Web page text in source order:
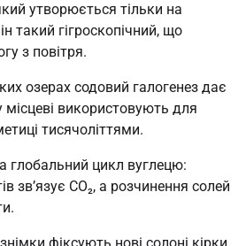
утворюється тільки на
такий гігроскопічний, що
з повітря.
озерах содовий галогенез дає
місцеві використовують для
тисячоліттями.
глобальний цикл вуглецю:
зв’язує CO₂, а розчинення солей